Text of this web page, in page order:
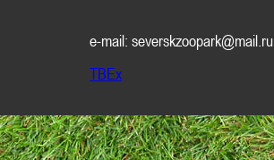
e-mail: severskzoopark@mail.ru
TBEx